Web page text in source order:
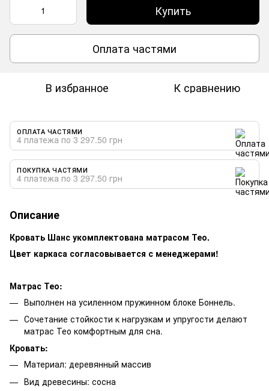
Купить
Оплата частями
В избранное К сравнению
ОПЛАТА ЧАСТЯМИ
4 платежа по 3 297.50 грн
ПОКУПКА ЧАСТЯМИ
4 платежа по 3 297.50 грн
Описание
Кровать Шанс укомплектована матрасом Тео.
Цвет каркаса согласовывается с менеджерами!
Матрас Тео:
Выполнен на усиленном пружинном блоке Боннель.
Сочетание стойкости к нагрузкам и упругости делают
матрас Тео комфортным для сна.
Кровать:
Материал: деревянный массив
Вид древесины: сосна